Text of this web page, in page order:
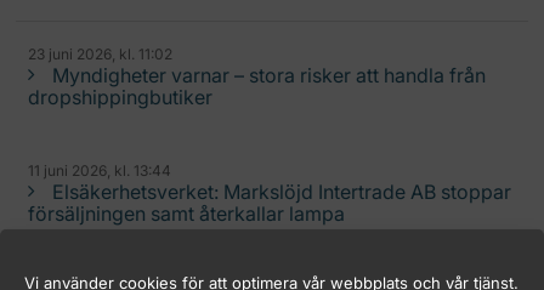
Vi använder cookies för att optimera vår webbplats och vår tjänst.
23 juni 2026, kl. 11:02
Myndigheter varnar – stora risker att handla från
dropshippingbutiker
11 juni 2026, kl. 13:44
Elsäkerhetsverket: Markslöjd Intertrade AB stoppar
försäljningen samt återkallar lampa